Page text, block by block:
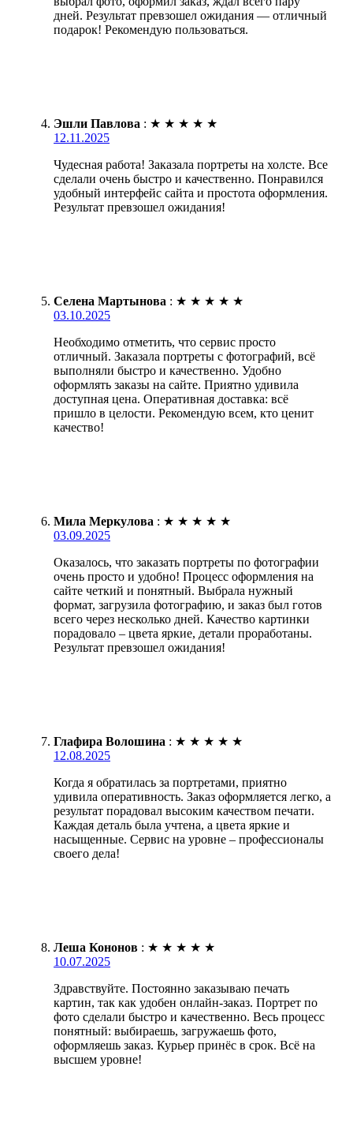
дней. Результат превзошел ожидания — отличный
подарок! Рекомендую пользоваться.
Эшли Павлова : ★ ★ ★ ★ ★
12.11.2025
Чудесная работа! Заказала портреты на холсте. Все
сделали очень быстро и качественно. Понравился
удобный интерфейс сайта и простота оформления.
Результат превзошел ожидания!
Селена Мартынова : ★ ★ ★ ★ ★
03.10.2025
Необходимо отметить, что сервис просто
отличный. Заказала портреты с фотографий, всё
выполняли быстро и качественно. Удобно
оформлять заказы на сайте. Приятно удивила
доступная цена. Оперативная доставка: всё
пришло в целости. Рекомендую всем, кто ценит
качество!
Мила Меркулова : ★ ★ ★ ★ ★
03.09.2025
Оказалось, что заказать портреты по фотографии
очень просто и удобно! Процесс оформления на
сайте четкий и понятный. Выбрала нужный
формат, загрузила фотографию, и заказ был готов
всего через несколько дней. Качество картинки
порадовало – цвета яркие, детали проработаны.
Результат превзошел ожидания!
Глафира Волошина : ★ ★ ★ ★ ★
12.08.2025
Когда я обратилась за портретами, приятно
удивила оперативность. Заказ оформляется легко, а
результат порадовал высоким качеством печати.
Каждая деталь была учтена, а цвета яркие и
насыщенные. Сервис на уровне – профессионалы
своего дела!
Леша Кононов : ★ ★ ★ ★ ★
10.07.2025
Здравствуйте. Постоянно заказываю печать
картин, так как удобен онлайн-заказ. Портрет по
фото сделали быстро и качественно. Весь процесс
понятный: выбираешь, загружаешь фото,
оформляешь заказ. Курьер принёс в срок. Всё на
высшем уровне!